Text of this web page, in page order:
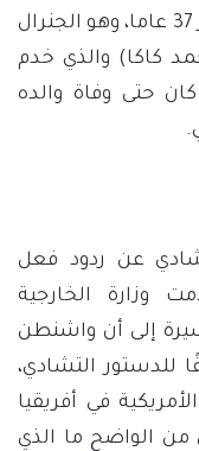
نجل الرئيس “ديبي” والبالغ من العمر 37 عاما، وهو الجنرال
كاكا) والذي خدم
حتى وفاة والده
عن ردود فعل
وزارة الخارجية
إلى أن واشنطن
للدستور التشادي،
في أفريقيا
من الواضح ما الذي